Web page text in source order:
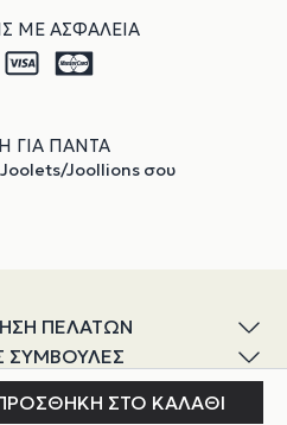
ΜΕ ΑΣΦΑΛΕΙΑ
ΓΙΑ ΠΑΝΤΑ
Joollions σου
ΠΕΛΑΤΩΝ
ΣΥΜΒΟΥΛΕΣ
ΜΟΥ